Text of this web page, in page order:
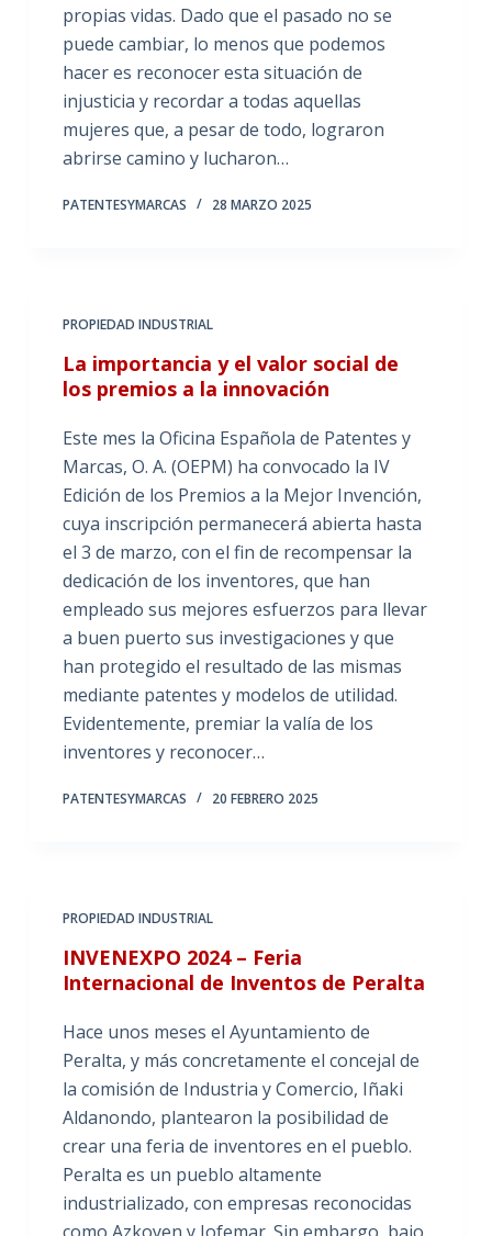
propias vidas. Dado que el pasado no se
puede cambiar, lo menos que podemos
hacer es reconocer esta situación de
injusticia y recordar a todas aquellas
mujeres que, a pesar de todo, lograron
abrirse camino y lucharon…
PATENTESYMARCAS 28 MARZO 2025
PROPIEDAD INDUSTRIAL
La importancia y el valor social de
los premios a la innovación
Este mes la Oficina Española de Patentes y
Marcas, O. A. (OEPM) ha convocado la IV
Edición de los Premios a la Mejor Invención,
cuya inscripción permanecerá abierta hasta
el 3 de marzo, con el fin de recompensar la
dedicación de los inventores, que han
empleado sus mejores esfuerzos para llevar
a buen puerto sus investigaciones y que
han protegido el resultado de las mismas
mediante patentes y modelos de utilidad.
Evidentemente, premiar la valía de los
inventores y reconocer…
PATENTESYMARCAS 20 FEBRERO 2025
PROPIEDAD INDUSTRIAL
INVENEXPO 2024 – Feria
Internacional de Inventos de Peralta
Hace unos meses el Ayuntamiento de
Peralta, y más concretamente el concejal de
la comisión de Industria y Comercio, Iñaki
Aldanondo, plantearon la posibilidad de
crear una feria de inventores en el pueblo.
Peralta es un pueblo altamente
industrializado, con empresas reconocidas